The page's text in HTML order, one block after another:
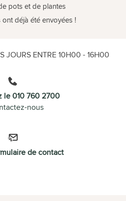
pots et de plantes
déjà été envoyées !
JOURS ENTRE 10H00 - 16H00
le 010 760 2700
nous
de contact